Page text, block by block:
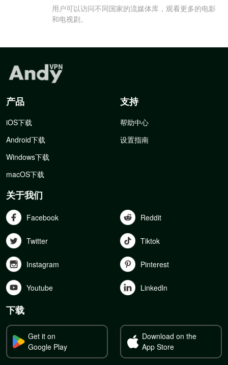
用户可以访问不同国家的流媒体库，观看更多的电影
和电视剧。
产品
iOS下载
Android下载
Windows下载
macOS下载
支持
帮助中心
设置指南
关于我们
Facebook Reddit
Twitter Tiktok
Instagram Pinterest
Youtube Linkedln
下载
Get it on
Google Play
Download on the
App Store